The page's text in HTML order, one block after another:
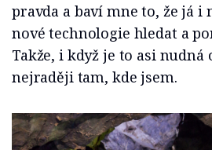
pravda a baví mne to, že já i
nové technologie hledat a
Takže, i když je to asi nudná
nejraději tam, kde jsem.